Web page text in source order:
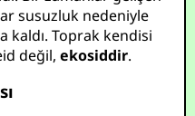
susuzluk nedeniyle
kaldı. Toprak kendisi
değil,ekosiddir.